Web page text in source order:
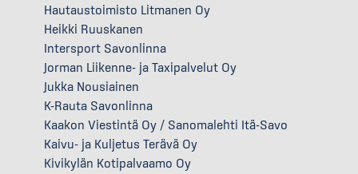
Hautaustoimisto Litmanen Oy
Heikki Ruuskanen
Intersport Savonlinna
Jorman Liikenne- ja Taxipalvelut Oy
Jukka Nousiainen
K-Rauta Savonlinna
Kaakon Viestintä Oy / Sanomalehti Itä-Savo
Kaivu- ja Kuljetus Terävä Oy
Kivikylän Kotipalvaamo Oy